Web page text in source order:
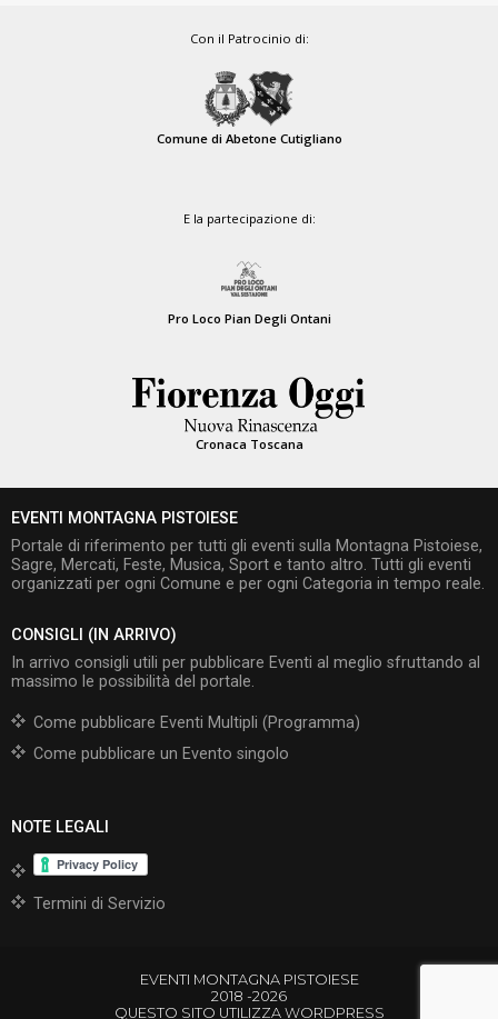
Con il Patrocinio di:
Comune di Abetone Cutigliano
E la partecipazione di:
Pro Loco Pian Degli Ontani
Cronaca Toscana
EVENTI MONTAGNA PISTOIESE
Portale di riferimento per tutti gli eventi sulla Montagna Pistoiese,
Sagre, Mercati, Feste, Musica, Sport e tanto altro. Tutti gli eventi
organizzati per ogni Comune e per ogni Categoria in tempo reale.
CONSIGLI (IN ARRIVO)
In arrivo consigli utili per pubblicare Eventi al meglio sfruttando al
massimo le possibilità del portale.
Come pubblicare Eventi Multipli (Programma)
Come pubblicare un Evento singolo
NOTE LEGALI
Termini di Servizio
EVENTI MONTAGNA PISTOIESE
2018 -2026
QUESTO SITO UTILIZZA WORDPRESS